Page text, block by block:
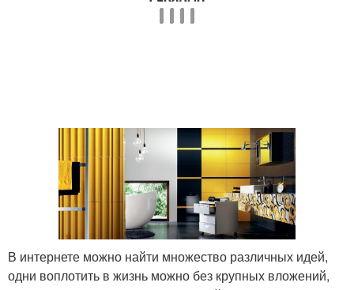
В интернете можно найти множество различных идей,
одни воплотить в жизнь можно без крупных вложений,